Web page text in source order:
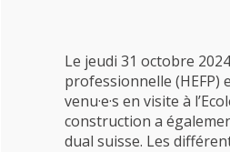
Le jeudi 31 octobre
professionnelle (HEFP)
venu·e·s en visite à
construction a
dual suisse. Les